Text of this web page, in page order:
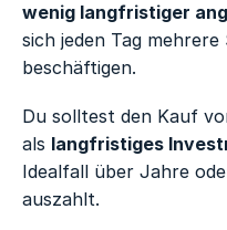
wenig langfristiger
sich jeden Tag
beschäftigen.
Du solltest den Kauf
als langfristiges
Idealfall über Jahre
auszahlt.